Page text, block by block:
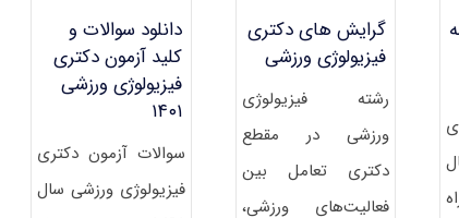
گرایش های دکتری
فیزیولوژی ورزشی
رشته فیزیولوژی
ورزشی در مقطع
دکتری تعامل بین
فعالیت‌های ورزشی،
دانلود سوالات و
کلید آزمون دکتری
فیزیولوژی ورزشی
۱۴۰۱
سوالات آزمون دکتری
فیزیولوژی ورزشی سال